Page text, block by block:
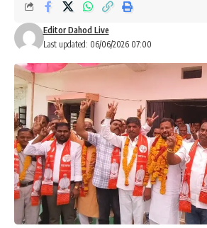
Last updated: 06/06/2026 07:00
Editor Dahod Live